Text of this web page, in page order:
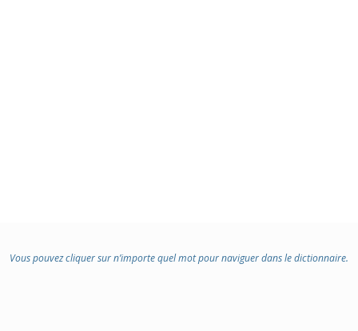
Vous pouvez cliquer sur n’importe quel mot pour naviguer dans le dictionnaire.